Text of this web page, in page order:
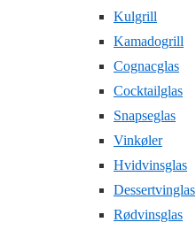
Kulgrill
Kamadogrill
Cognacglas
Cocktailglas
Snapseglas
Vinkøler
Hvidvinsglas
Dessertvinglas
Rødvinsglas